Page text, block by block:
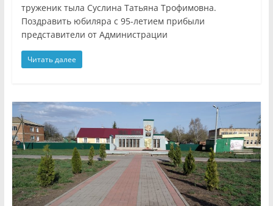
труженик тыла Суслина Татьяна Трофимовна.
Поздравить юбиляра с 95-летием прибыли
представители от Администрации
Читать далее